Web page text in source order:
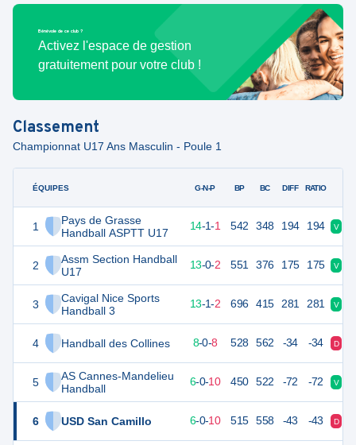
Bénévole de ce club ?
Activez l'espace de gestion
gratuitement pour votre club !
Classement
Championnat U17 Ans Masculin - Poule 1
ÉQUIPES
1
Pays de Grasse
Handball ASPTT U17
2
Assm Section Handball
U17
3
Cavigal Nice Sports
Handball 3
4 Handball des Collines
5
AS Cannes-Mandelieu
Handball
6 USD San Camillo
G-N-P BP BC DIFF RATIO
45 16 14-1-1 542 348 194 194 V
44 16 13-0-2 551 376 175 175 V
43 13-1-2 696 415 281 281 V
32 16 8-0-8 528 562 -34 -34 D
28 16 6-0-10 450 522 -72 -72 V
28 6-0-10 515 558 -43 -43 D